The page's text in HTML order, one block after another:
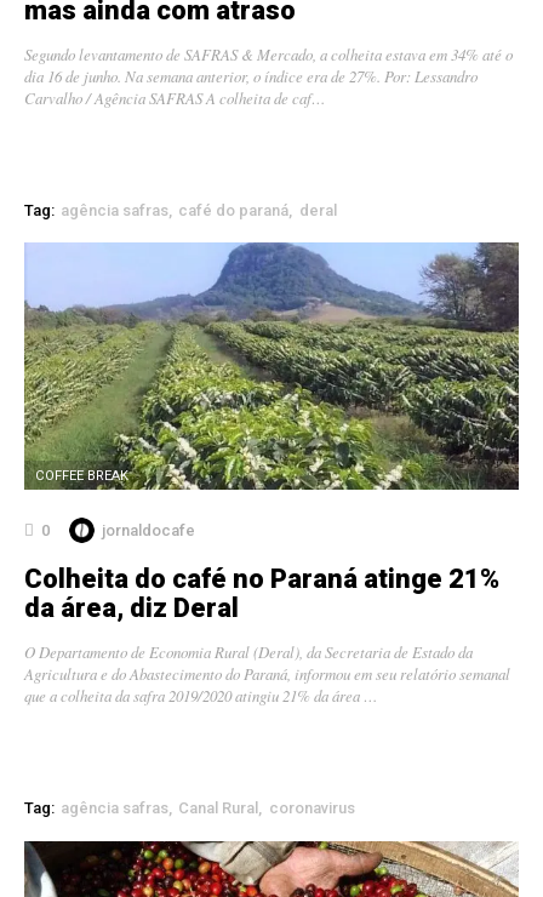
mas ainda com atraso
Segundo levantamento de SAFRAS & Mercado, a colheita estava em 34% até o
dia 16 de junho. Na semana anterior, o índice era de 27%. Por: Lessandro
Carvalho / Agência SAFRAS A colheita de caf…
Tag: agência safras café do paraná deral
COFFEE BREAK
0 jornaldocafe
Colheita do café no Paraná atinge 21%
da área, diz Deral
O Departamento de Economia Rural (Deral), da Secretaria de Estado da
Agricultura e do Abastecimento do Paraná, informou em seu relatório semanal
que a colheita da safra 2019/2020 atingiu 21% da área …
Tag: agência safras Canal Rural coronavirus